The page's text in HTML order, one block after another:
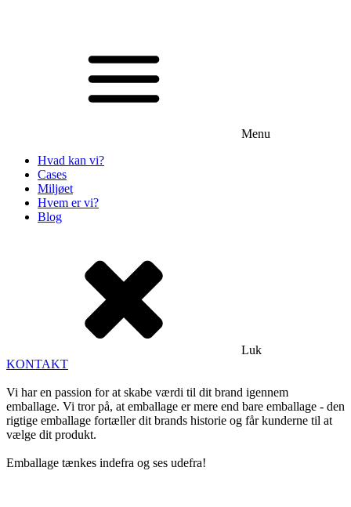
Menu
Hvad kan vi?
Cases
Miljøet
Hvem er vi?
Blog
Luk
KONTAKT
Vi har en passion for at skabe værdi til dit brand igennem
emballage. Vi tror på, at emballage er mere end bare emballage - den
rigtige emballage fortæller dit brands historie og får kunderne til at
vælge dit produkt.
Emballage tænkes indefra og ses udefra!